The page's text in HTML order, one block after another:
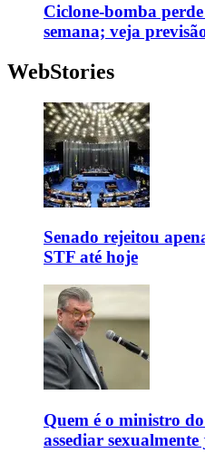
Ciclone-bomba
semana; veja
WebStories
Senado rejeitou
STF até hoje
Quem é o ministro
assediar sexualmente